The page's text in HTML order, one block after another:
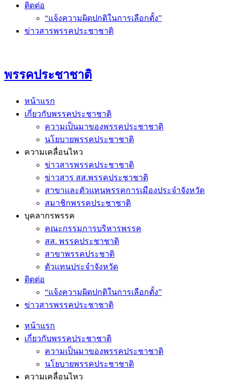
ติดต่อ
“แจ้งความผิดปกติในการเลือกตั้ง”
ข่าวสารพรรคประชาชาติ
พรรคประชาชาติ
หน้าแรก
เกี่ยวกับพรรคประชาชาติ
ความเป็นมาของพรรคประชาชาติ
นโยบายพรรคประชาชาติ
ความเคลื่อนไหว
ข่าวสารพรรคประชาชาติ
ข่าวสาร สส.พรรคประชาชาติ
สาขาและตัวแทนพรรคการเมืองประจำจังหวัด
สมาชิกพรรคประชาชาติ
บุคลากรพรรค
คณะกรรมการบริหารพรรค
สส. พรรคประชาชาติ
สาขาพรรคประชาติ
ตัวแทนประจำจังหวัด
ติดต่อ
“แจ้งความผิดปกติในการเลือกตั้ง”
ข่าวสารพรรคประชาชาติ
หน้าแรก
เกี่ยวกับพรรคประชาชาติ
ความเป็นมาของพรรคประชาชาติ
นโยบายพรรคประชาชาติ
ความเคลื่อนไหว